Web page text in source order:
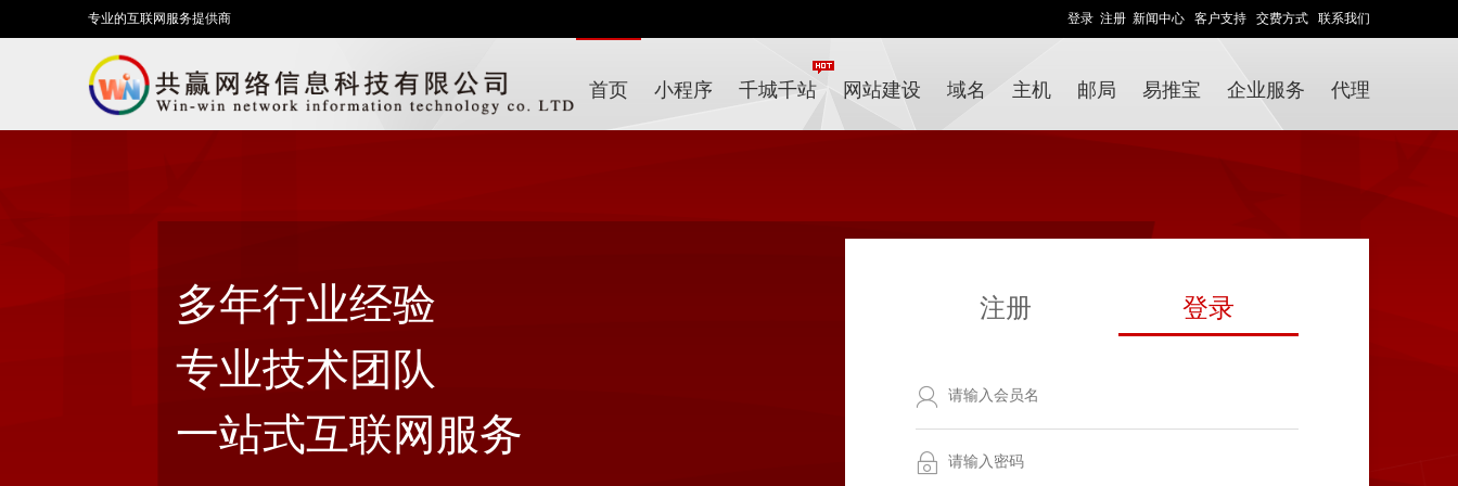
专业的互联网服务提供商 登录 注册 新闻中心 客户支持 交费方式 联系我们
首页 小程序 千城千站 网站建设 域名 主机 邮局 易推宝 企业服务 代理
多年行业经验
专业技术团队
一站式互联网服务
注册 登录